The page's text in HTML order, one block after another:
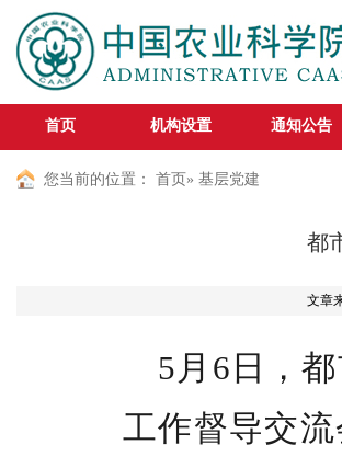
首页 机构设置 通知公告
您当前的位置： 首页 » 基层党建
都
文章
5月6日，
工作督导交